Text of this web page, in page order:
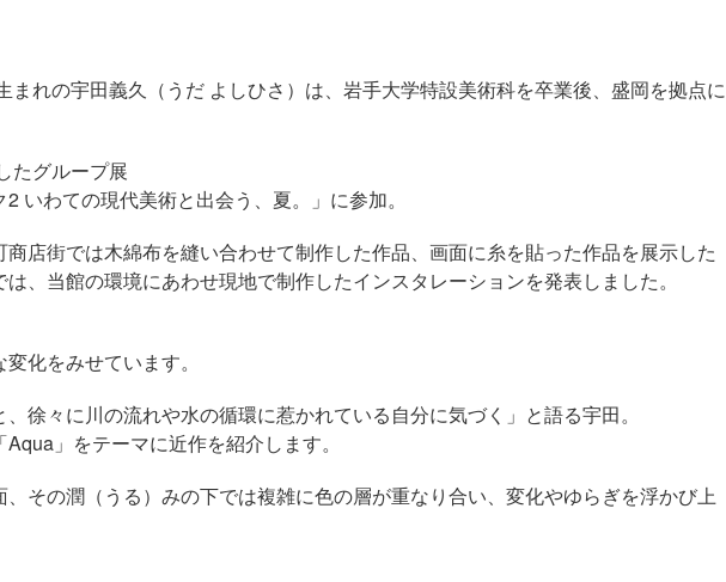
まれの宇田義久（うだ よしひさ）は、岩手大学特設美術科を卒業後、盛岡を拠点に
たグループ展
2 いわての現代美術と出会う、夏。」に参加。
店街では木綿布を縫い合わせて制作した作品、画面に糸を貼った作品を展示した
、当館の環境にあわせ現地で制作したインスタレーションを発表しました。
化をみせています。
、徐々に川の流れや水の循環に惹かれている自分に気づく」と語る宇田。
」をテーマに近作を紹介します。
その潤（うる）みの下では複雑に色の層が重なり合い、変化やゆらぎを浮かび上